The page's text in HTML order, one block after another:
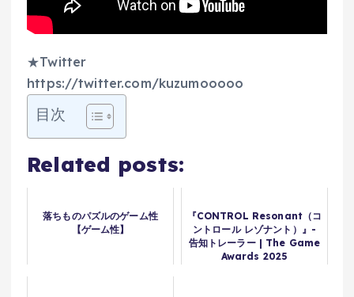
★Twitter
https://twitter.com/kuzumooooo
目次
Related posts:
落ちものパズルのゲーム性
【ゲーム性】
『CONTROL Resonant（コ
ントロール レゾナント）』-
告知トレーラー | The Game
Awards 2025